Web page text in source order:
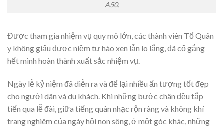
A50.
Được tham gia nhiệm vụ quy mô lớn, các thành viên Tổ Quân
y không giấu được niềm tự hào xen lẫn lo lắng, đã cố gắng
hết mình hoàn thành xuất sắc nhiệm vụ.
Ngày lễ kỷ niệm đã diễn ra và để lại nhiều ấn tượng tốt đẹp
cho người dân và du khách. Khi những bước chân đều tắp
tiến qua lễ đài, giữa tiếng quân nhạc rộn ràng và không khí
trang nghiêm của ngày hội non sông, ở một góc khác, những